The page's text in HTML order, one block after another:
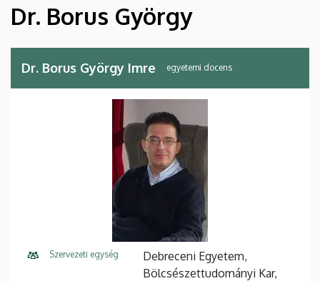
Amerikai
Intézet
Dr. Borus György
Dr. Borus György Imre egyetemi docens
Szervezeti egység
Debreceni Egyetem,
Bölcsészettudományi Kar,